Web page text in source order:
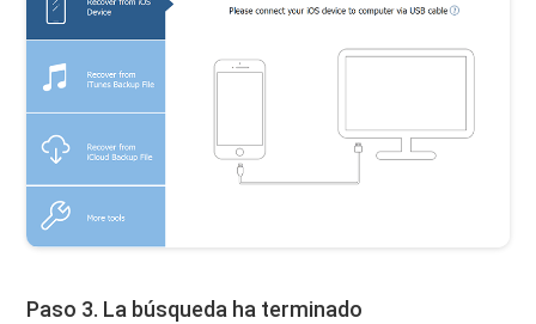
Paso 3. La búsqueda ha terminado